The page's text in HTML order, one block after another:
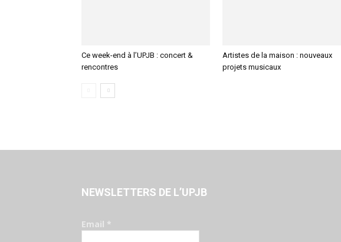
Ce week-end à l’UPJB : concert &
rencontres
Artistes de la maison : nouveaux
projets musicaux
NEWSLETTERS DE L’UPJB
Email *